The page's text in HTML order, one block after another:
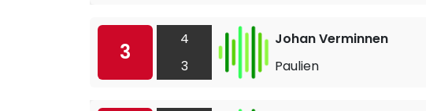
3
4
3
Johan Verminnen
Paulien